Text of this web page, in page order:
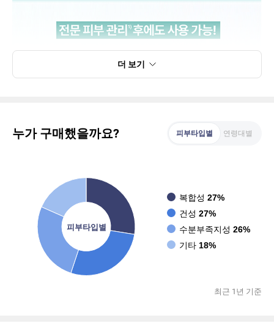
더 보기
누가 구매했을까요? 피부타입별 연령대별
피부타입별
복합성 27%
건성 27%
수분부족지성 26%
기타 18%
최근 1년 기준